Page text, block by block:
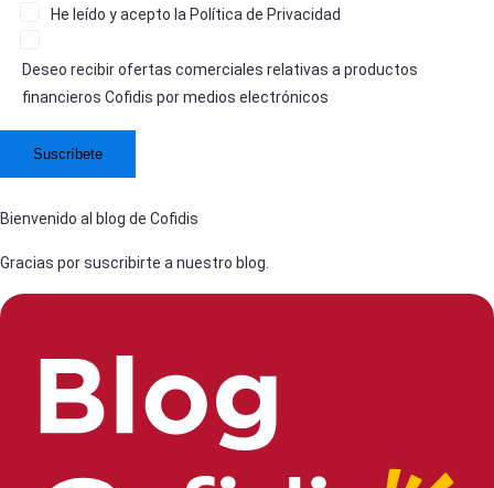
He leído y acepto la Política de Privacidad
Deseo recibir ofertas comerciales relativas a productos
financieros Cofidis por medios electrónicos
Bienvenido al blog de Cofidis
Gracias por suscribirte a nuestro blog.